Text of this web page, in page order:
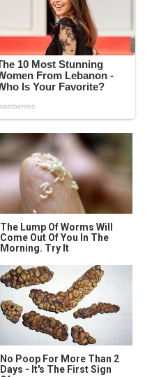
The Lump Of Worms Will
Come Out Of You In The
Morning. Try It
No Poop For More Than 2
Days - It's The First Sign